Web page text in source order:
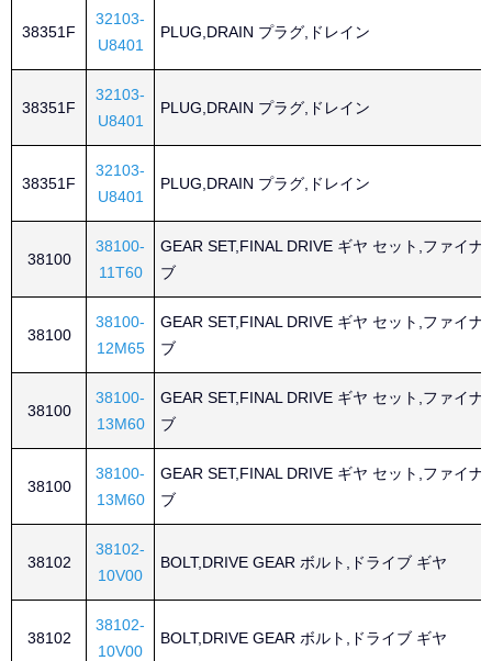
38351F
32103-
U8401
PLUG,DRAIN プラグ,ドレイン
38351F
32103-
U8401
PLUG,DRAIN プラグ,ドレイン
38351F
32103-
U8401
PLUG,DRAIN プラグ,ドレイン
38100
38100-
11T60
GEAR SET,FINAL DRIVE ギヤ セット,ファイナ
ブ
38100
38100-
12M65
GEAR SET,FINAL DRIVE ギヤ セット,ファイナ
ブ
38100
38100-
13M60
GEAR SET,FINAL DRIVE ギヤ セット,ファイナ
ブ
38100
38100-
13M60
GEAR SET,FINAL DRIVE ギヤ セット,ファイナ
ブ
38102
38102-
10V00
BOLT,DRIVE GEAR ボルト,ドライブ ギヤ
38102
38102-
10V00
BOLT,DRIVE GEAR ボルト,ドライブ ギヤ